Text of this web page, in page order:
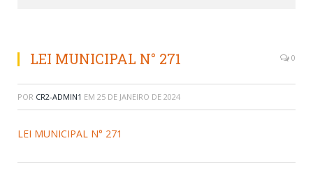
LEI MUNICIPAL N° 271 0
POR CR2-ADMIN1 EM 25 DE JANEIRO DE 2024
LEI MUNICIPAL N° 271